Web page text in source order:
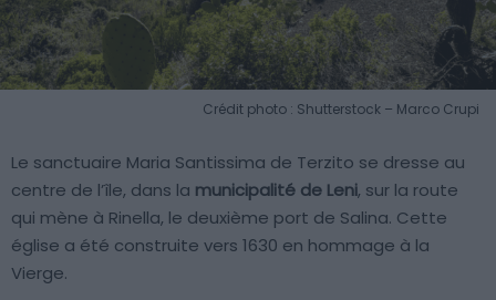
Crédit photo : Shutterstock – Marco Crupi
Le sanctuaire Maria Santissima de Terzito se dresse au
centre de l’île, dans la municipalité de Leni, sur la route
qui mène à Rinella, le deuxième port de Salina. Cette
église a été construite vers 1630 en hommage à la
Vierge.